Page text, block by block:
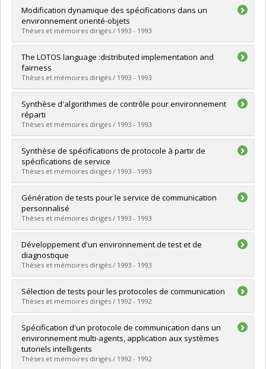
Diplômé(e) :Ghedamsi, Abderrazak ben Naceur
Cycle :Doctorat
Diplôme obtenu :Ph. D.
Lien vers le document dans Papyrus
Modification dynamique des spécifications dans un
environnement orienté-objets
Thèses et mémoires dirigés / 1993 - 1993
Diplômé(e) :Erradi, Mohammed
Cycle :Doctorat
Diplôme obtenu :Ph. D.
Lien vers le document dans Papyrus
The LOTOS language :distributed implementation and
fairness
Thèses et mémoires dirigés / 1993 - 1993
Diplômé(e) :Wu, Cheng
Cycle :
Diplôme obtenu :Ph. D.
Lien vers le document dans Papyrus
Synthèse d'algorithmes de contrôle pour environnement
réparti
Thèses et mémoires dirigés / 1993 - 1993
Diplômé(e) : Levy, Michel
Cycle :Maîtrise
Diplôme obtenu :M. Sc.
Lien vers le document dans Papyrus
Synthèse de spécifications de protocole à partir de
spécifications de service
Thèses et mémoires dirigés / 1993 - 1993
Diplômé(e) :Antonescu, Christian Kant
Cycle :Doctorat
Diplôme obtenu :Ph. D.
Lien vers le document dans Papyrus
Génération de tests pour le service de communication
personnalisé
Thèses et mémoires dirigés / 1993 - 1993
Diplômé(e) :Htite, El Houssain
Cycle :Maîtrise
Diplôme obtenu :M. Sc.
Lien vers le document dans Papyrus
Développement d'un environnement de test et de
diagnostique
Thèses et mémoires dirigés / 1993 - 1993
Diplômé(e) :Salvail, Pierre
Cycle : Maîtrise
Diplôme obtenu :M. Sc.
Lien vers le document dans Papyrus
Sélection de tests pour les protocoles de communication
Thèses et mémoires dirigés / 1992 - 1992
Diplômé(e) : Dubuc, Martin
Cycle :Maîtrise
Diplôme obtenu :M. Sc.
Lien vers le document dans Papyrus
Spécification d'un protocole de communication dans un
environnement multi-agents, application aux systèmes
tutoriels intelligents
Thèses et mémoires dirigés / 1992 - 1992